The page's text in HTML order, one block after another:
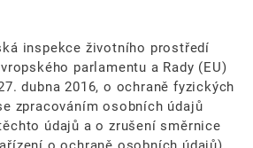
inspekce životního prostředí
parlamentu a Rady (EU)
dubna 2016, o ochraně fyzických
zpracováním osobních údajů
údajů a o zrušení směrnice